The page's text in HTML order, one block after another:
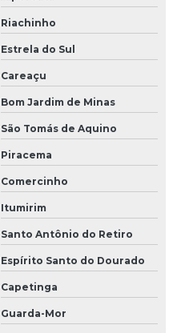
Riachinho
Estrela do Sul
Careaçu
Bom Jardim de Minas
São Tomás de Aquino
Piracema
Comercinho
Itumirim
Santo Antônio do Retiro
Espírito Santo do Dourado
Capetinga
Guarda-Mor